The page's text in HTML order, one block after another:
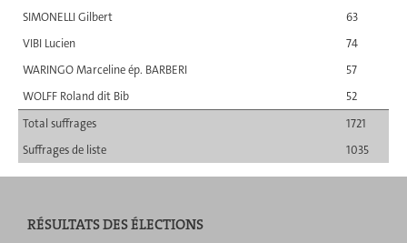
SIMONELLI Gilbert
63
VIBI Lucien
74
WARINGO Marceline ép. BARBERI
57
WOLFF Roland dit Bib
52
Total suffrages
1721
Suffrages de liste
1035
RÉSULTATS DES ÉLECTIONS